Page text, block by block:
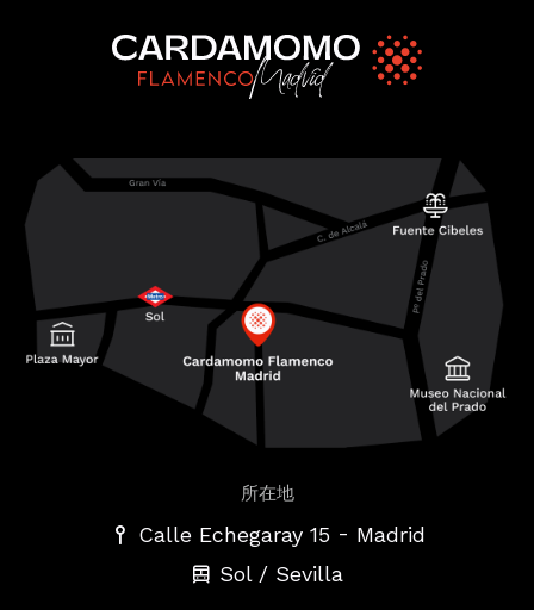
所在地
Calle Echegaray 15 - Madrid
Sol / Sevilla